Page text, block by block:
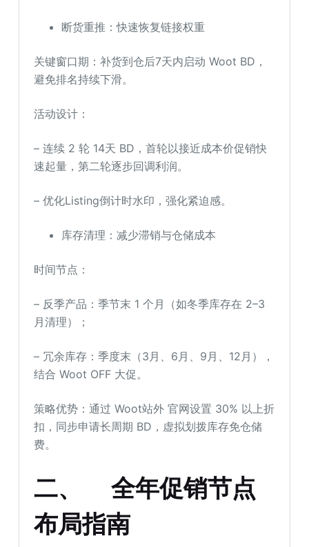
断货重推：快速恢复链接权重
关键窗口期：补货到仓后7天内启动 Woot BD，
避免排名持续下滑。
活动设计：
– 连续 2 轮 14天 BD，首轮以接近成本价促销快
速起量，第二轮逐步回调利润。
– 优化Listing倒计时水印，强化紧迫感。
库存清理：减少滞销与仓储成本
时间节点：
– 反季产品：季节末 1 个月（如冬季库存在 2–3
月清理）；
– 冗余库存：季度末（3月、6月、9月、12月），
结合 Woot OFF 大促。
策略优势：通过 Woot站外 官网设置 30% 以上折
扣，同步申请长周期 BD，虚拟划拨库存免仓储
费。
二、全年促销节点
布局指南